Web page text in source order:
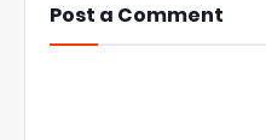
Post a Comment